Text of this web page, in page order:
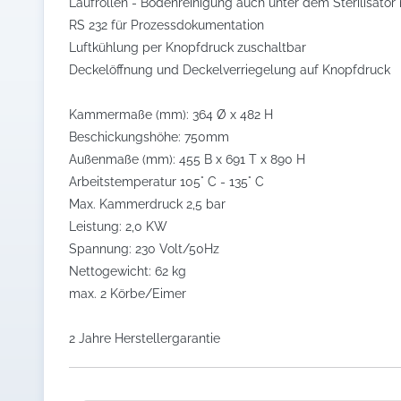
RS 232 für Prozessdokumentation
Luftkühlung per Knopfdruck zuschaltbar
Deckelöffnung und Deckelverriegelung auf Knopfdruck
Kammermaße (mm): 364 Ø x 482 H
Beschickungshöhe: 750mm
Außenmaße (mm): 455 B x 691 T x 890 H
Arbeitstemperatur 105° C - 135° C
Max. Kammerdruck 2,5 bar
Leistung: 2,0 KW
Spannung: 230 Volt/50Hz
Nettogewicht: 62 kg
max. 2 Körbe/Eimer
2 Jahre Herstellergarantie